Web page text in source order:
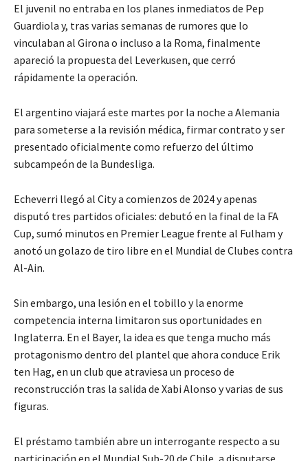
El juvenil no entraba en los planes inmediatos de Pep
Guardiola y, tras varias semanas de rumores que lo
vinculaban al Girona o incluso a la Roma, finalmente
apareció la propuesta del Leverkusen, que cerró
rápidamente la operación.
El argentino viajará este martes por la noche a Alemania
para someterse a la revisión médica, firmar contrato y ser
presentado oficialmente como refuerzo del último
subcampeón de la Bundesliga.
Echeverri llegó al City a comienzos de 2024 y apenas
disputó tres partidos oficiales: debutó en la final de la FA
Cup, sumó minutos en Premier League frente al Fulham y
anotó un golazo de tiro libre en el Mundial de Clubes contra
Al-Ain.
Sin embargo, una lesión en el tobillo y la enorme
competencia interna limitaron sus oportunidades en
Inglaterra. En el Bayer, la idea es que tenga mucho más
protagonismo dentro del plantel que ahora conduce Erik
ten Hag, en un club que atraviesa un proceso de
reconstrucción tras la salida de Xabi Alonso y varias de sus
figuras.
El préstamo también abre un interrogante respecto a su
participación en el Mundial Sub-20 de Chile, a disputarse